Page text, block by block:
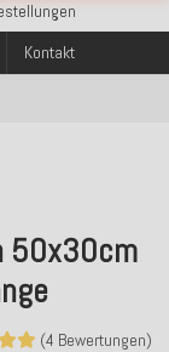
Pay
99€ Bestellwert
Pay
99€ Bestellwert
Kontakt
50x30cm
(4 Bewertungen)